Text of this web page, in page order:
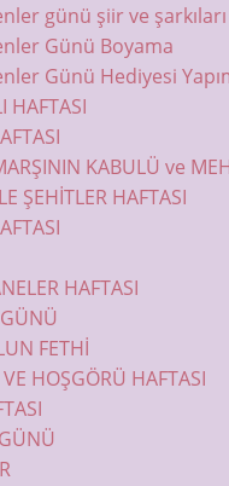
günü şiir ve şarkıları
Günü Boyama
Günü Hediyesi
HAFTASI
KABULÜ ve
ŞEHİTLER HAFTASI
HAFTASI
FETHİ
HOŞGÖRÜ HAFTASI